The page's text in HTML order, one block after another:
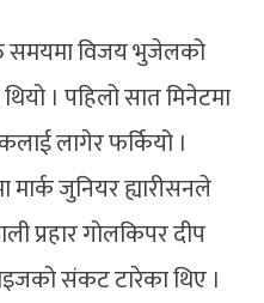
समयमा विजय भुजेलको
। पहिलो सात मिनेटमा
लागेर फर्कियो ।
मार्क जुनियर ह्यारीसनले
प्रहार गोलकिपर दीप
संकट टारेका थिए ।